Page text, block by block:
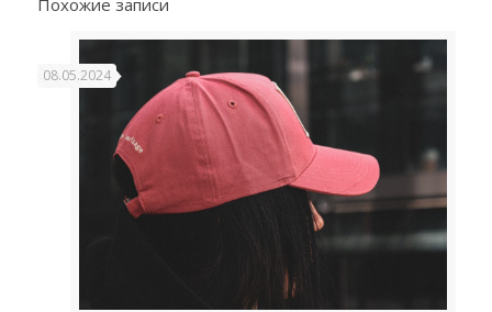
08.05.2024